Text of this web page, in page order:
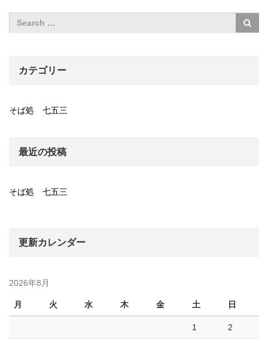
カテゴリー
そば処 七五三
最近の投稿
そば処 七五三
更新カレンダー
2026年8月
月 火 水 木 金 土 日
1 2